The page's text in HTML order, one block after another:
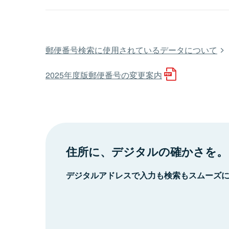
郵便番号検索に使用されているデータについて
2025年度版郵便番号の変更案内
住所に、デジタルの確かさを。
デジタルアドレスで入力も検索もスムーズ